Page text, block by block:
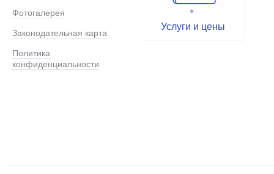
Фотогалерея
Законодательная карта
Политика
конфиденциальности
Услуги и цены